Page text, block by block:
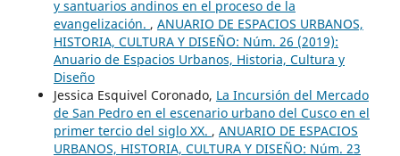
y santuarios andinos en el proceso de la
evangelización. , ANUARIO DE ESPACIOS URBANOS,
HISTORIA, CULTURA Y DISEÑO: Núm. 26 (2019):
Anuario de Espacios Urbanos, Historia, Cultura y
Diseño
Jessica Esquivel Coronado, La Incursión del Mercado
de San Pedro en el escenario urbano del Cusco en el
primer tercio del siglo XX. , ANUARIO DE ESPACIOS
URBANOS, HISTORIA, CULTURA Y DISEÑO: Núm. 23